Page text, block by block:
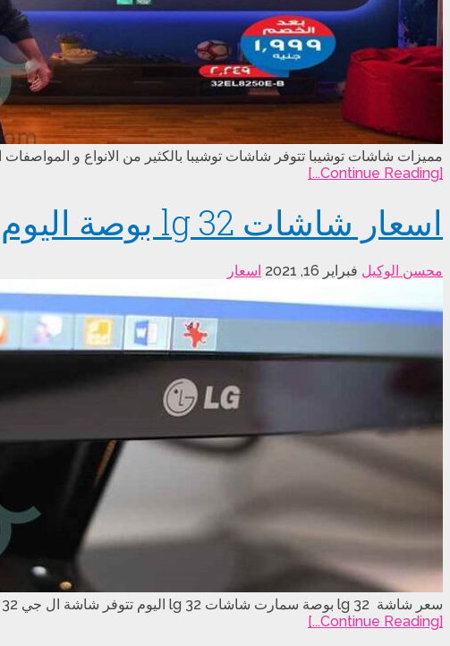
مميزات شاشات توشيبا تتوفر شاشات توشيبا بالكثير من الانواع و
[Continue Reading...]
اسعار شاشات lg 32 بوصة اليوم 2021
محسن الوكيل فبراير 16, 2021 اسعار
سعر شاشة lg 32 بوصة سمارت شاشات lg 32 اليوم تتوفر شاشة ال جي 32 بوصة في الأسواق المصرية بالعديد من المواصفات المميزة التي تناسب العديد من المستخدمين في …
[Continue Reading...]